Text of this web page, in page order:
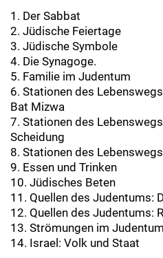
1. Der Sabbat
2. Jüdische Feiertage
3. Jüdische Symbole
4. Die Synagoge.
5. Familie im Judentum
6. Stationen des
Bat Mizwa
7. Stationen des
Scheidung
8. Stationen des
9. Essen und Trinken
10. Jüdisches Beten
11. Quellen des Judentums:
12. Quellen des Judentums:
13. Strömungen im Judentum
14. Israel: Volk und Staat